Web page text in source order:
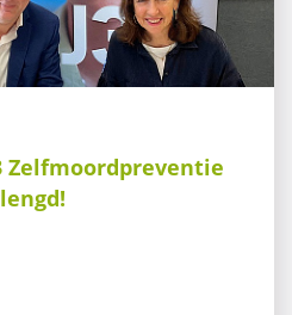
Zelfmoordpreventie